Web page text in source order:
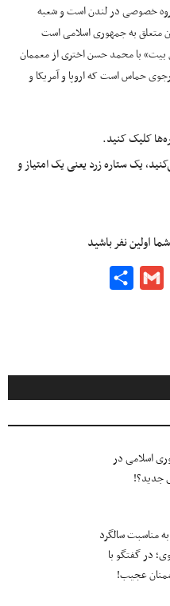
خصوصی در لندن است و شعبه
متعلق به جمهوری اسلامی است
با محمد حسن اختری از معممان
حماس است که اروپا و آمریکا و
کلیک کنید.
یک ستاره زرد یعنی یک امتیاز و
اولین نفر باشید
Copy
Gmail
اسلامی در
جدید؟!
بازنشر از اردیبهشت ۹۷ به مناسبت سالگرد
در گفتگو با
عجیب!